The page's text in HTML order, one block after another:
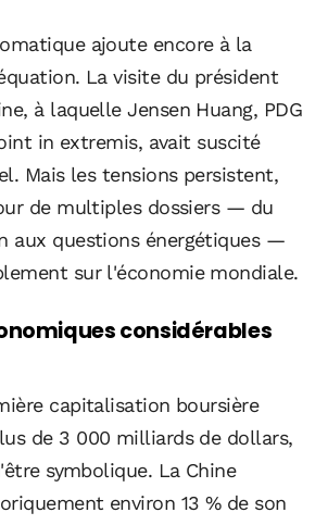
ajoute encore à la
La visite du président
à laquelle Jensen Huang, PDG
in extremis, avait suscité
Mais les tensions persistent,
de multiples dossiers — du
aux questions énergétiques —
sur l'économie mondiale.
considérables
capitalisation boursière
de 3 000 milliards de dollars,
symbolique. La Chine
environ 13 % de son